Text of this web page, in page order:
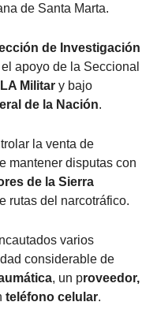
de Santa Marta.
de Investigación
apoyo de la Seccional
Militar y bajo
de la Nación.
la venta de
mantener disputas con
de la Sierra
rutas del narcotráfico.
varios
considerable de
, un proveedor,
teléfono celular.